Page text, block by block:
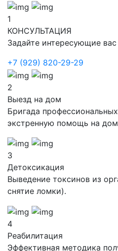
1
КОНСУЛЬТАЦИЯ
Задайте интересующие
+7 (929) 820-29-29
2
Выезд на дом
Бригада
экстренную помощь на
3
Детоксикация
Выведение токсинов из
снятие ломки).
4
Реабилитация
Эффективная методика